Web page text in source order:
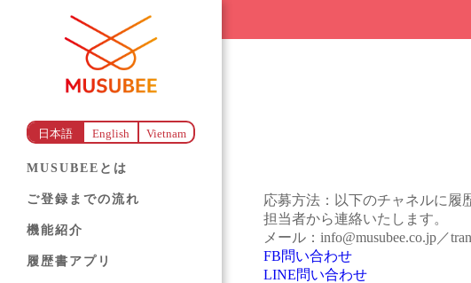
日本語 English Vietnam
MUSUBEEとは
ご登録までの流れ
機能紹介
履歴書アプリ
応募方法：以下のチャネルに履
担当者から連絡いたします。
メール：info@musubee.co.jp／
FB問い合わせ
LINE問い合わせ